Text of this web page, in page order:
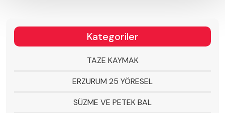
Kategoriler
TAZE KAYMAK
ERZURUM 25 YÖRESEL
SÜZME VE PETEK BAL